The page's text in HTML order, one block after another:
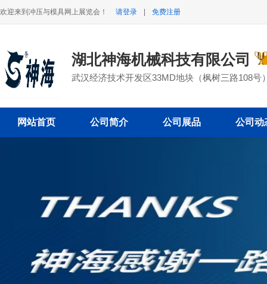
欢迎来到冲压与模具网上展览会！ 请登录 免费注册
湖北神海机械科技有限公司
武汉经济技术开发区33MD地块（枫树三路108号
网站首页 公司简介 公司展品 公司动